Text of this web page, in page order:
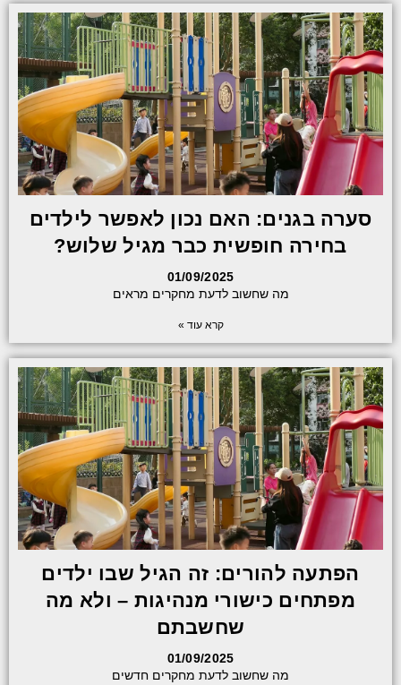
סערה בגנים: האם נכון לאפשר לילדים
בחירה חופשית כבר מגיל שלוש?
01/09/2025
מה שחשוב לדעת מחקרים מראים
קרא עוד »
הפתעה להורים: זה הגיל שבו ילדים
מפתחים כישורי מנהיגות – ולא מה
שחשבתם
01/09/2025
מה שחשוב לדעת מחקרים חדשים